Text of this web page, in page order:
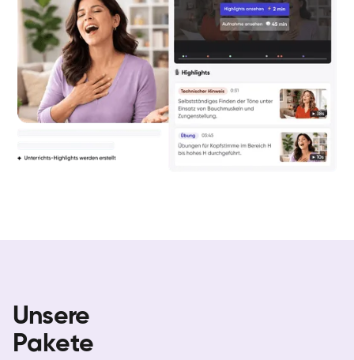
Unsere
Pakete